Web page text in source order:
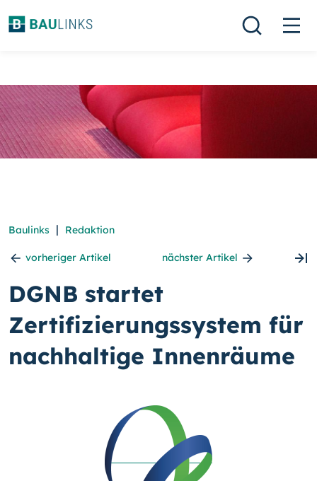
Baulinks | Redaktion
vorheriger Artikel nächster Artikel
DGNB startet
Zertifizierungssystem für
nachhaltige Innenräume